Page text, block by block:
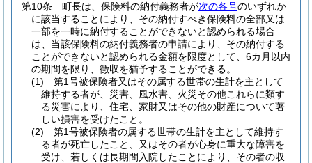
第10条
町長は、保険料の納付義務者が次の各号のいずれか
に該当することにより、その納付すべき保険料の全部又は
一部を一時に納付することができないと認められる場合
は、当該保険料の納付義務者の申請により、その納付する
ことができないと認められる金額を限度として、6カ月以内
の期間を限り、徴収を猶予することができる。
(1)
第1号被保険者又はその属する世帯の生計を主として
維持する者が、災害、風水害、火災その他これらに類す
る災害により、住宅、家財又はその他の財産について著
しい損害を受けたこと。
(2)
第1号被保険者の属する世帯の生計を主として維持す
る者が死亡したこと、又はその者が心身に重大な障害を
受け、若しくは長期間入院したことにより、その者の収